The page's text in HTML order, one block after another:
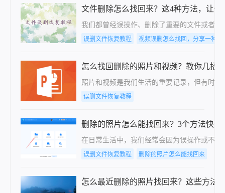
文件删除怎么找回来？这4种方法，让你
我们都曾经误操作、删除了重要的文件或者
误删文件恢复教程 视频误删怎么找回，分享一种简
怎么找回删除的照片和视频？教你几招
照片和视频是我们生活的重要记录，但有时
误删文件恢复教程
删除的照片怎么能找回来？3个方法快速
在日常生活中，我们经常会因为误操作或不
误删文件恢复教程 删除的照片怎么能找回来
怎么最近删除的照片找回来？这些方法